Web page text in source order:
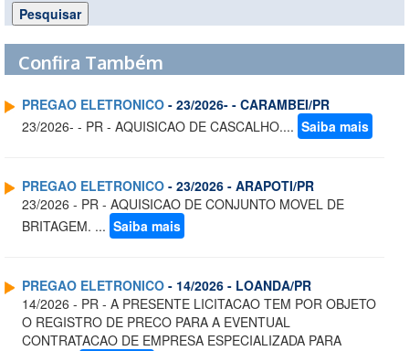
Confira Também
PREGAO ELETRONICO - 23/2026- - CARAMBEI/PR
23/2026- - PR - AQUISICAO DE CASCALHO.... Saiba mais
PREGAO ELETRONICO - 23/2026 - ARAPOTI/PR
23/2026 - PR - AQUISICAO DE CONJUNTO MOVEL DE
BRITAGEM. ... Saiba mais
PREGAO ELETRONICO - 14/2026 - LOANDA/PR
14/2026 - PR - A PRESENTE LICITACAO TEM POR OBJETO
O REGISTRO DE PRECO PARA A EVENTUAL
CONTRATACAO DE EMPRESA ESPECIALIZADA PARA